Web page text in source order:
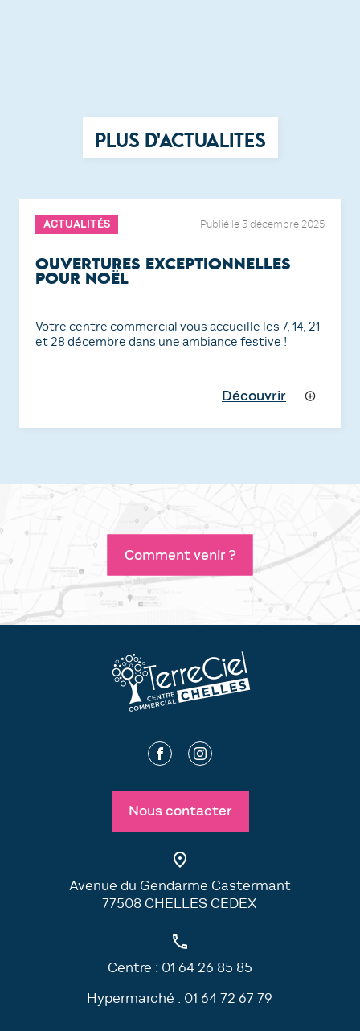
PLUS D'ACTUALITES
ACTUALITÉS Publié le 3 décembre 2025
OUVERTURES EXCEPTIONNELLES
POUR NOËL
Votre centre commercial vous accueille les 7, 14, 21
et 28 décembre dans une ambiance festive !
Découvrir
Comment venir ?
Nous contacter
Avenue du Gendarme Castermant
77508 CHELLES CEDEX
Centre : 01 64 26 85 85
Hypermarché : 01 64 72 67 79